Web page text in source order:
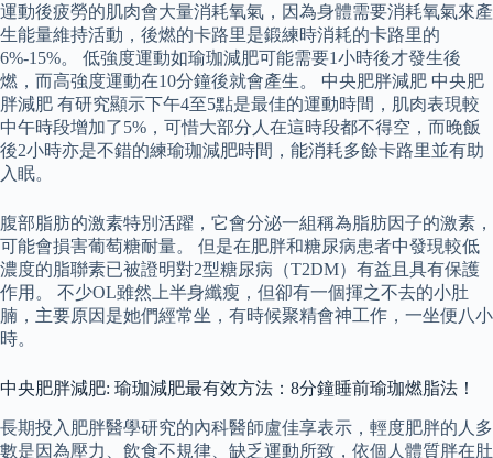
運動後疲勞的肌肉會大量消耗氧氣，因為身體需要消耗氧氣來產
生能量維持活動，後燃的卡路里是鍛練時消耗的卡路里的
6%-15%。 低強度運動如瑜珈減肥可能需要1小時後才發生後
燃，而高強度運動在10分鐘後就會產生。 中央肥胖減肥 中央肥
胖減肥 有研究顯示下午4至5點是最佳的運動時間，肌肉表現較
中午時段增加了5%，可惜大部分人在這時段都不得空，而晚飯
後2小時亦是不錯的練瑜珈減肥時間，能消耗多餘卡路里並有助
入眠。
腹部脂肪的激素特別活躍，它會分泌一組稱為脂肪因子的激素，
可能會損害葡萄糖耐量。 但是在肥胖和糖尿病患者中發現較低
濃度的脂聯素已被證明對2型糖尿病（T2DM）有益且具有保護
作用。 不少OL雖然上半身纖瘦，但卻有一個揮之不去的小肚
腩，主要原因是她們經常坐，有時候聚精會神工作，一坐便八小
時。
中央肥胖減肥: 瑜珈減肥最有效方法：8分鐘睡前瑜珈燃脂法！
長期投入肥胖醫學研究的內科醫師盧佳享表示，輕度肥胖的人多
數是因為壓力、飲食不規律、缺乏運動所致，依個人體質胖在肚